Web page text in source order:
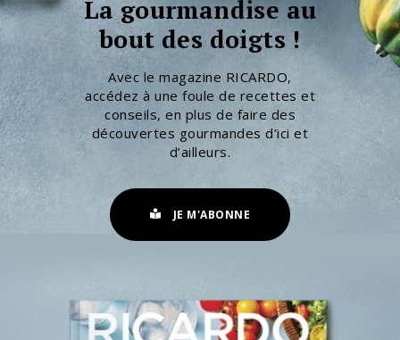
La gourmandise au
bout des doigts !
Avec le magazine RICARDO,
accédez à une foule de recettes et
conseils, en plus de faire des
découvertes gourmandes d’ici et
d’ailleurs.
JE M'ABONNE